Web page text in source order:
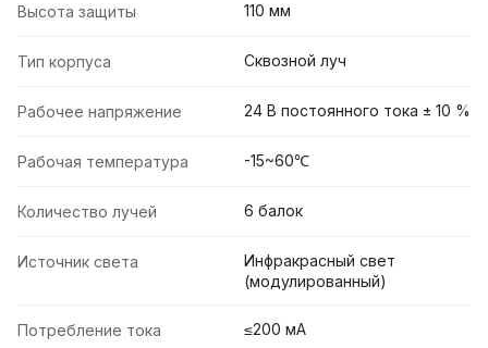
Высота защиты 110 мм
Тип корпуса Сквозной луч
Рабочее напряжение 24 В постоянного тока ± 10 %
Рабочая температура -15~60℃
Количество лучей 6 балок
Источник света
Инфракрасный свет
(модулированный)
Потребление тока ≤200 мА